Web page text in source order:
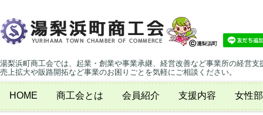
湯梨浜町商工会では、起業・創業や事業承継、経営改善など事業所の経営支
売上拡大や販路開拓など事業のお困りごとを気軽にご相談ください。
HOME 商工会とは 会員紹介 支援内容 女性部